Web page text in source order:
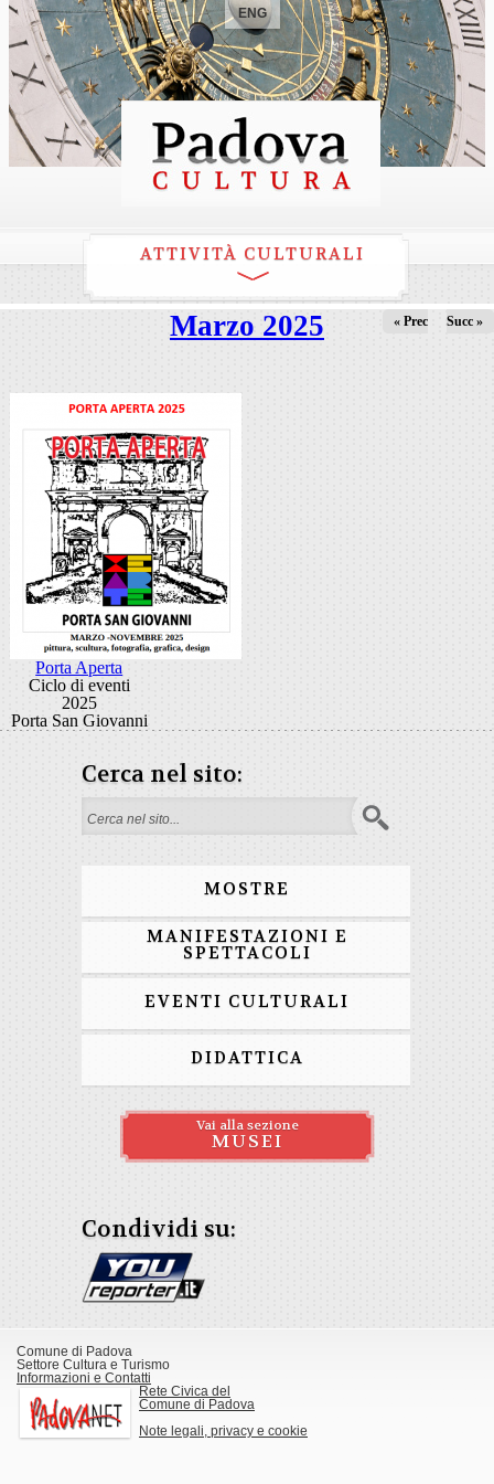
ENG
ATTIVITÀ CULTURALI
Marzo 2025 « Prec Succ »
Porta Aperta
Ciclo di eventi
2025
Porta San Giovanni
Cerca nel sito:
Form di ricerca
MOSTRE
MANIFESTAZIONI E
SPETTACOLI
EVENTI CULTURALI
DIDATTICA
Vai alla sezione
MUSEI
Condividi su:
Comune di Padova
Settore Cultura e Turismo
Informazioni e Contatti
Rete Civica del
Comune di Padova
Note legali, privacy e cookie